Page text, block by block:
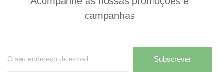
campanhas
Subscrever